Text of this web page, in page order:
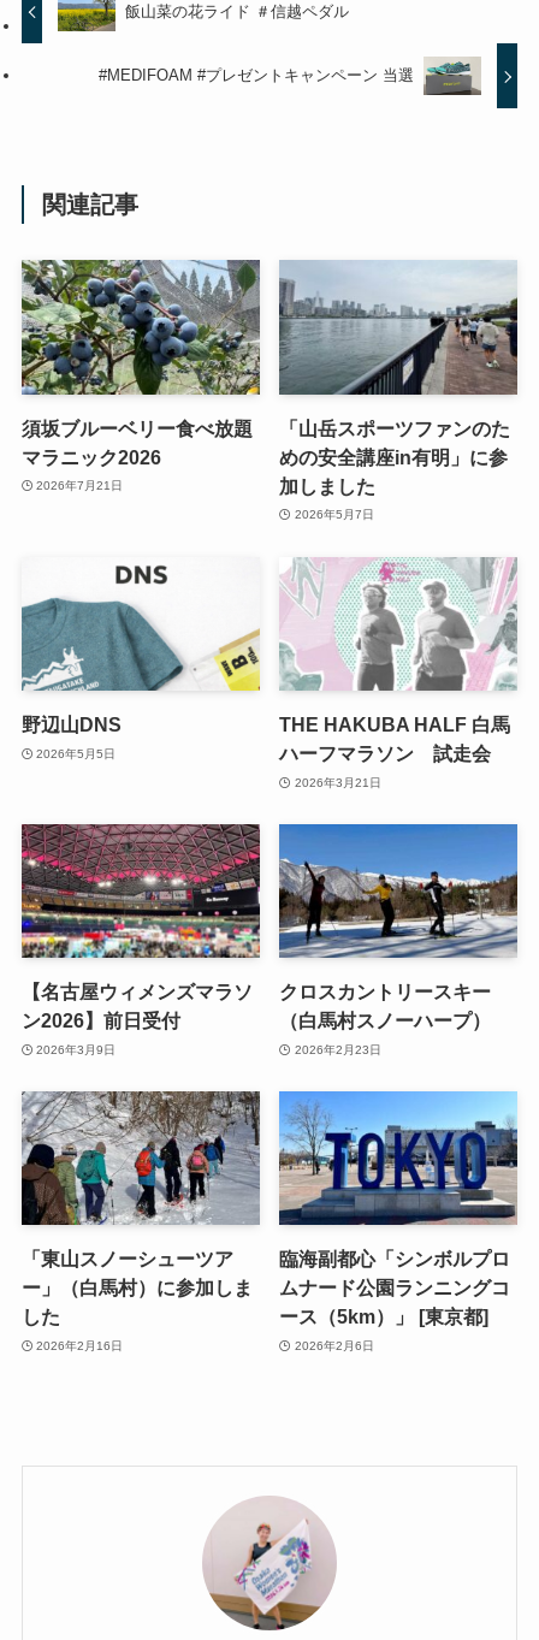
飯山菜の花ライド ＃信越ペダル
#MEDIFOAM #プレゼントキャンペーン 当選
関連記事
須坂ブルーベリー食べ放題
マラニック2026
2026年7月21日
「山岳スポーツファンのた
めの安全講座in有明」に参
加しました
2026年5月7日
野辺山DNS
2026年5月5日
THE HAKUBA HALF 白馬
ハーフマラソン 試走会
2026年3月21日
【名古屋ウィメンズマラソ
ン2026】前日受付
2026年3月9日
クロスカントリースキー
（白馬村スノーハープ）
2026年2月23日
「東山スノーシューツア
ー」（白馬村）に参加しま
した
2026年2月16日
臨海副都心「シンボルプロ
ムナード公園ランニングコ
ース（5km）」 [東京都]
2026年2月6日